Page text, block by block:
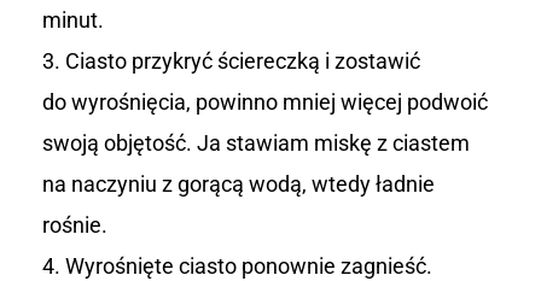
minut.
Ciasto przykryć ściereczką i zostawić
do wyrośnięcia, powinno mniej więcej podwoić
swoją objętość. Ja stawiam miskę z ciastem
na naczyniu z gorącą wodą, wtedy ładnie
rośnie.
Wyrośnięte ciasto ponownie zagnieść.